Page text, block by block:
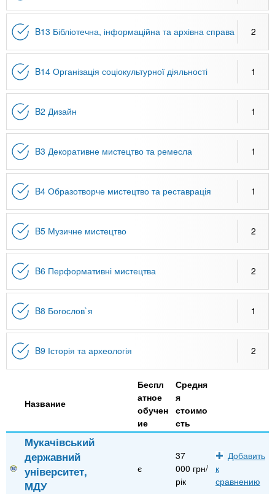
B13 Бібліотечна, інформаційна та архівна справа 2
B14 Організація соціокультурної діяльності 1
B2 Дизайн 1
B3 Декоративне мистецтво та ремесла 1
B4 Образотворче мистецтво та реставрація 1
B5 Музичне мистецтво 2
B6 Перформативні мистецтва 2
B8 Богослов`я 1
B9 Історія та археологія 2
Название
Беспл
атное
обучен
ие
Средня
я
стоимо
сть
Мукачівський
державний
університет,
МДУ
є
37
000 грн/
рік
Добавить
к
сравнению